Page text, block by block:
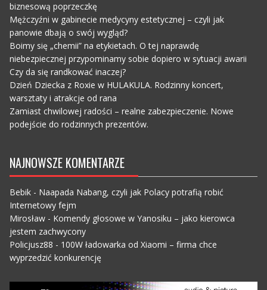
biznesową poprzeczkę
Mężczyźni w gabinecie medycyny estetycznej – czyli jak
panowie dbają o swój wygląd?
Boimy się „chemii” na etykietach. O tej naprawdę
niebezpiecznej przypominamy sobie dopiero w sytuacji awarii
Czy da się randkować inaczej?
Dzień Dziecka z Roxie w HULAKULA. Rodzinny koncert,
warsztaty i atrakcje od rana
Zamiast chwilowej radości – realne zabezpieczenie. Nowe
podejście do rodzinnych prezentów.
NAJNOWSZE KOMENTARZE
Bebik- Naapada Nabang, czyli jak Polacy potrafią robić
Internetowy fejm
Mirosław- Komendy głosowe w Yanosiku – jako kierowca
jestem zachwycony
Policjusz88 - 100W ładowarka od Xiaomi – firma chce
wyprzedzić konkurencję